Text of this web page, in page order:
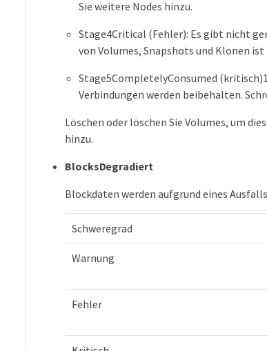
Sie weitere Nodes hinzu.
Stage4Critical (Fehler): Es gibt nicht
von Volumes, Snapshots und Klonen
Stage5CompletelyConsumed
Verbindungen werden beibehalten.
Löschen oder löschen Sie Volumes, um
hinzu.
BlocksDegradiert
Blockdaten werden aufgrund eines
Schweregrad
Warnung
Fehler